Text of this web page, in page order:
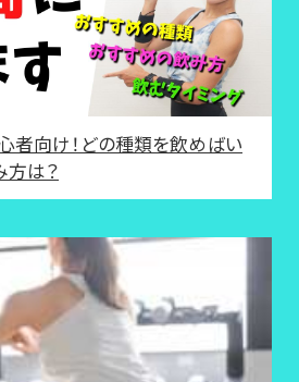
者向け！どの種類を飲めばい
方は？